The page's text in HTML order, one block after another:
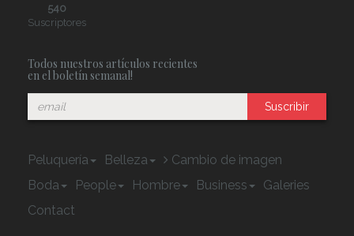
540
Suscriptores
Todos nuestros artículos recientes
en el boletín semanal!
Suscribir
Peluquería Belleza
Cambio de imagen
Boda
People Hombre Business
Galeries
Contact